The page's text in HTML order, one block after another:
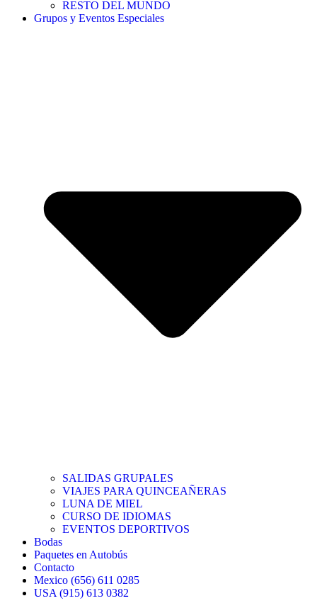
RESTO DEL MUNDO
Grupos y Eventos Especiales
SALIDAS GRUPALES
VIAJES PARA QUINCEAÑERAS
LUNA DE MIEL
CURSO DE IDIOMAS
EVENTOS DEPORTIVOS
Bodas
Paquetes en Autobús
Contacto
Mexico (656) 611 0285
USA (915) 613 0382